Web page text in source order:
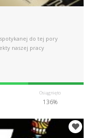
do tej pory
naszej pracy
Osiągnięto
136%